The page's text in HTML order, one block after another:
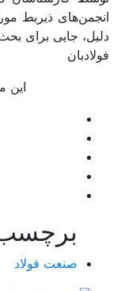
انجمن‌های ذیربط
دلیل، جایی برای
فولادبان
این
صنعت فولاد